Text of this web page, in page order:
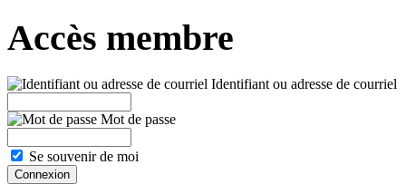
Accès membre
Identifiant ou adresse de courriel
Mot de passe
Se souvenir de moi